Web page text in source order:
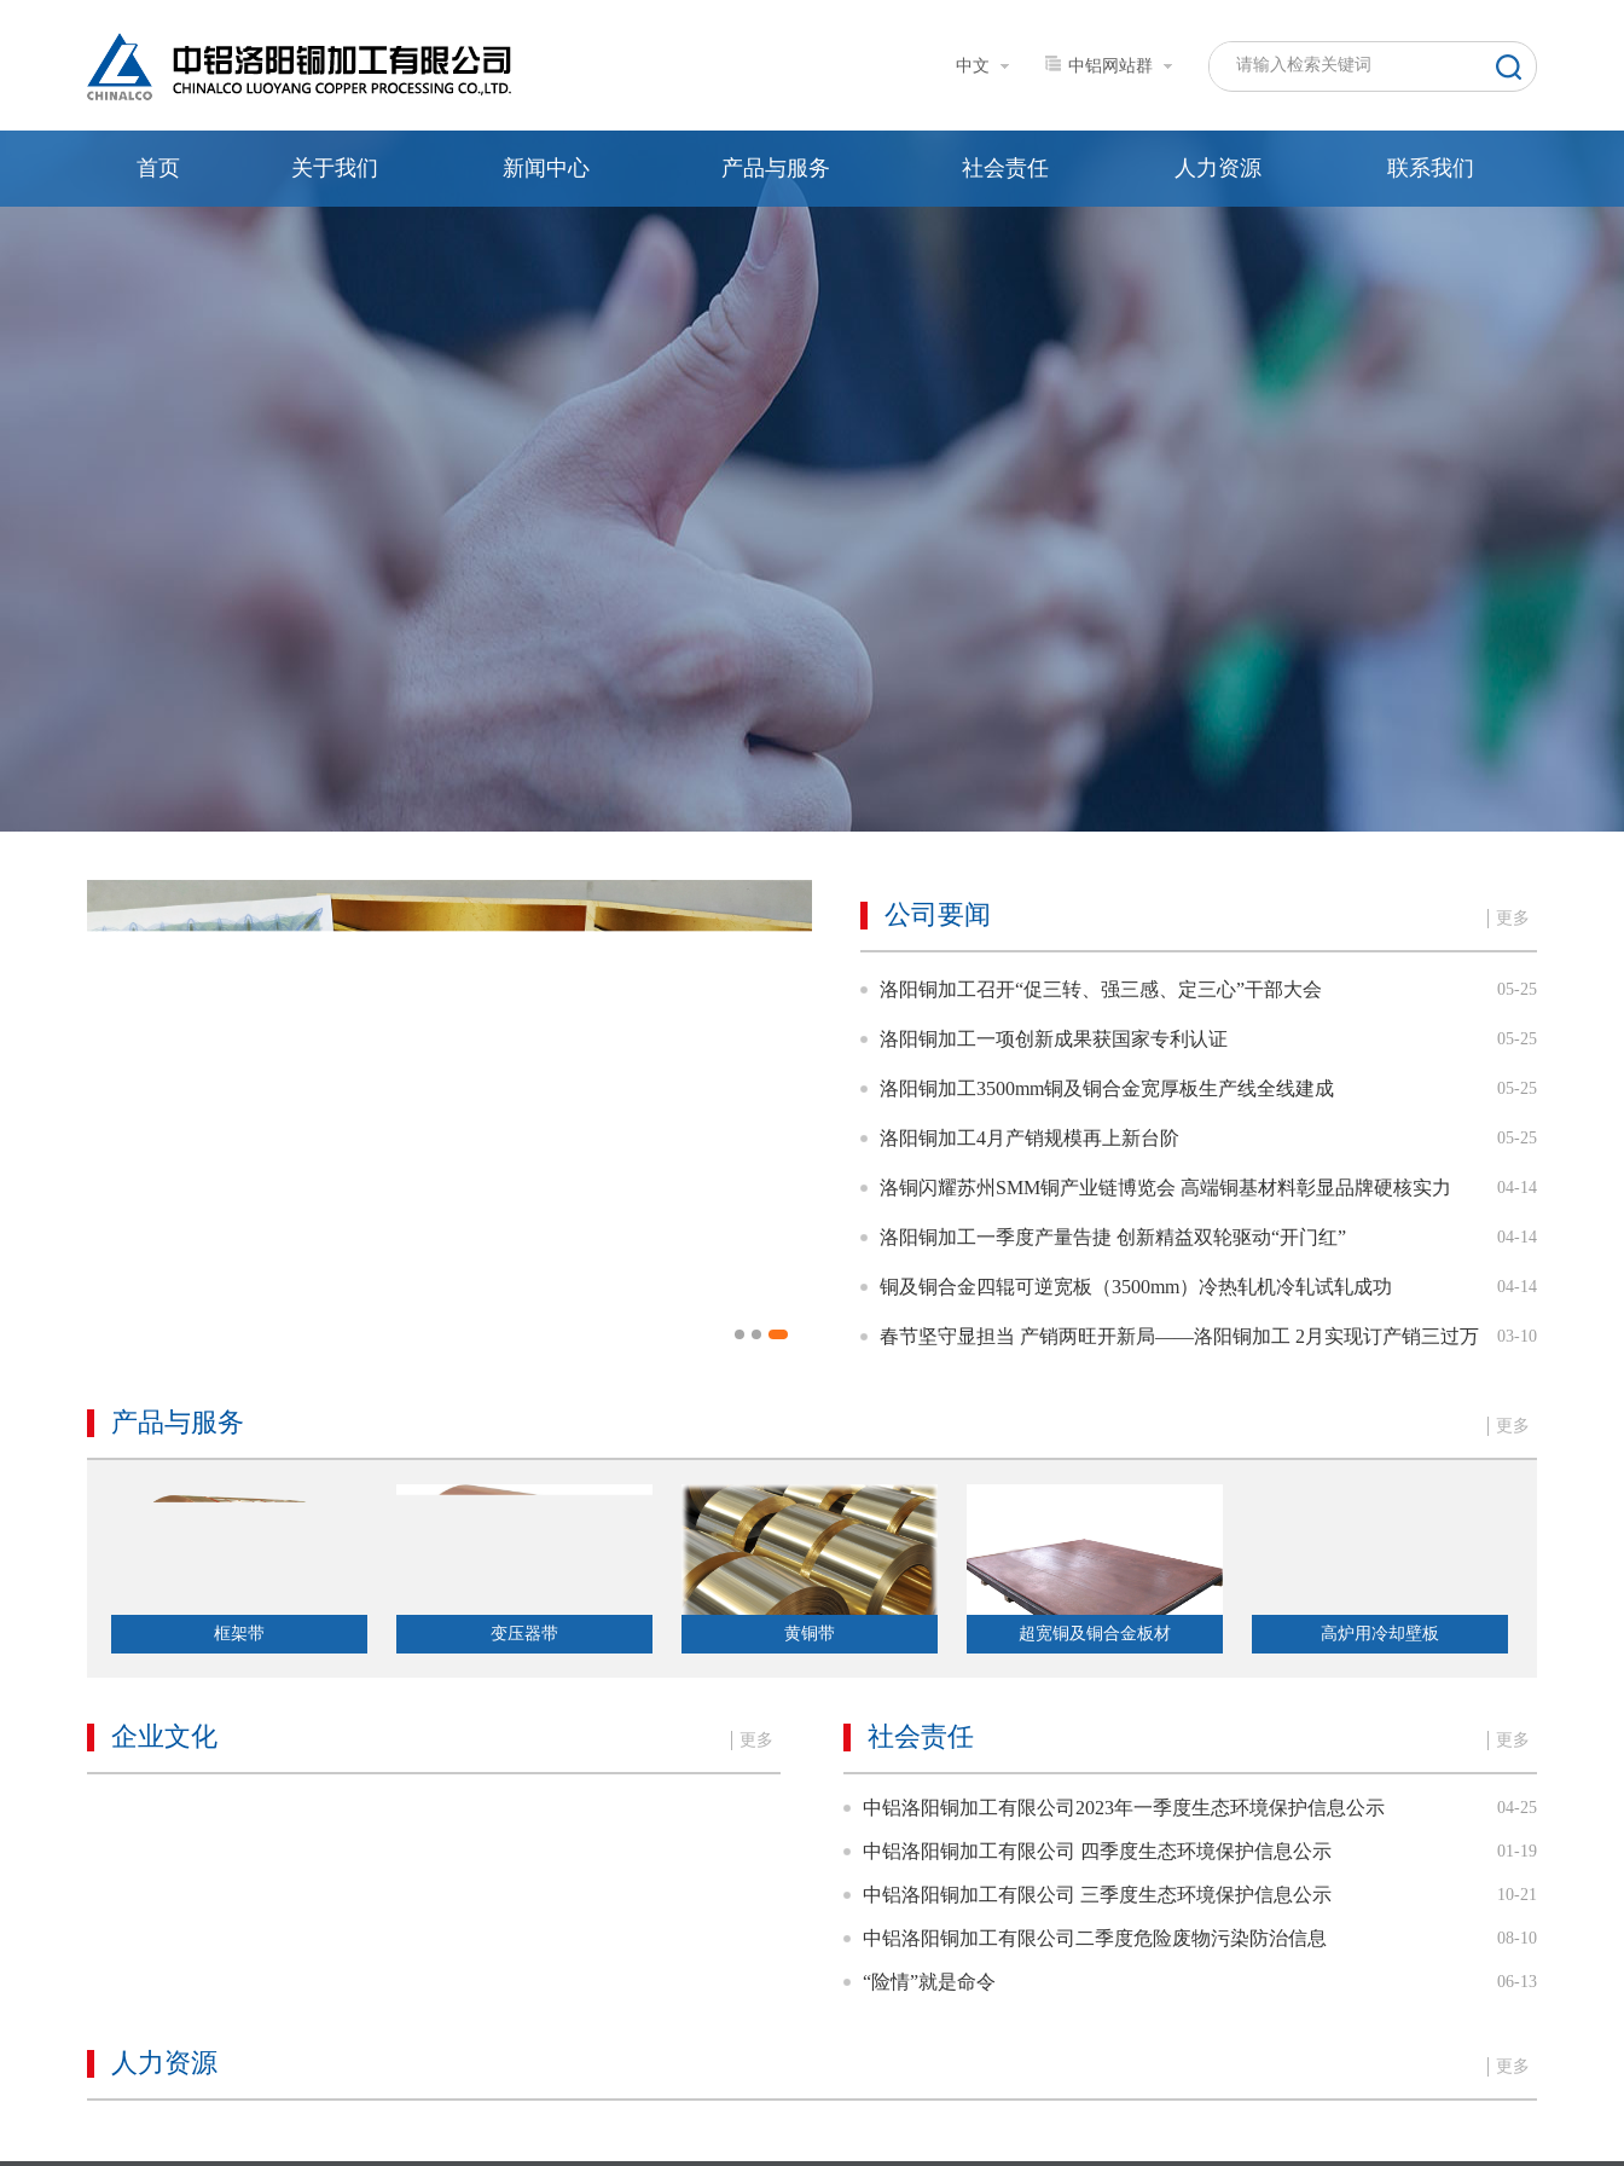
中铝网站群
中文
首页 关于我们 新闻中心 产品与服务 社会责任 人力资源 联系我们
第四届中国铜板带产业二十家企业领导人峰会在洛召开
公司要闻 更多
05-25
洛阳铜加工召开“促三转、强三感、定三心”干部大会
05-25
洛阳铜加工一项创新成果获国家专利认证
05-25
洛阳铜加工3500mm铜及铜合金宽厚板生产线全线建成
05-25
洛阳铜加工4月产销规模再上新台阶
04-14
洛铜闪耀苏州SMM铜产业链博览会 高端铜基材料彰显品牌硬核实力
04-14
洛阳铜加工一季度产量告捷 创新精益双轮驱动“开门红”​
04-14
铜及铜合金四辊可逆宽板（3500mm）冷热轧机冷轧试轧成功
03-10
春节坚守显担当 产销两旺开新局——洛阳铜加工 2月实现订产销三过万
产品与服务 更多
框架带 变压器带 黄铜带 超宽铜及铜合金板材 高炉用冷却壁板
企业文化 更多 社会责任 更多
04-25
中铝洛阳铜加工有限公司2023年一季度生态环境保护信息公示
01-19
中铝洛阳铜加工有限公司 四季度生态环境保护信息公示
10-21
中铝洛阳铜加工有限公司 三季度生态环境保护信息公示
08-10
中铝洛阳铜加工有限公司二季度危险废物污染防治信息
06-13
“险情”就是命令
人力资源 更多